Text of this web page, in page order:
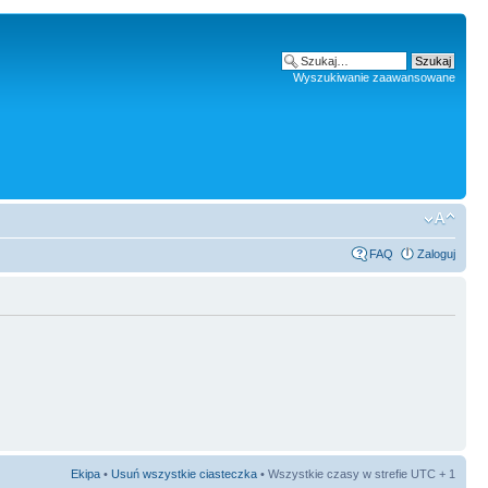
Wyszukiwanie zaawansowane
FAQ Zaloguj
Ekipa • Usuń wszystkie ciasteczka • Wszystkie czasy w strefie UTC + 1